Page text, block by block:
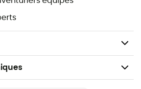
% coton ciré
coton 40% polyuréthane
: 3,5 cm